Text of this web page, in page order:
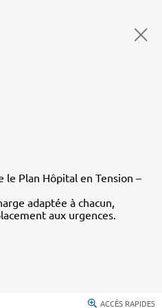
le Plan Hôpital en Tension –
adaptée à chacun,
aux urgences.
ACCÈS RAPIDES